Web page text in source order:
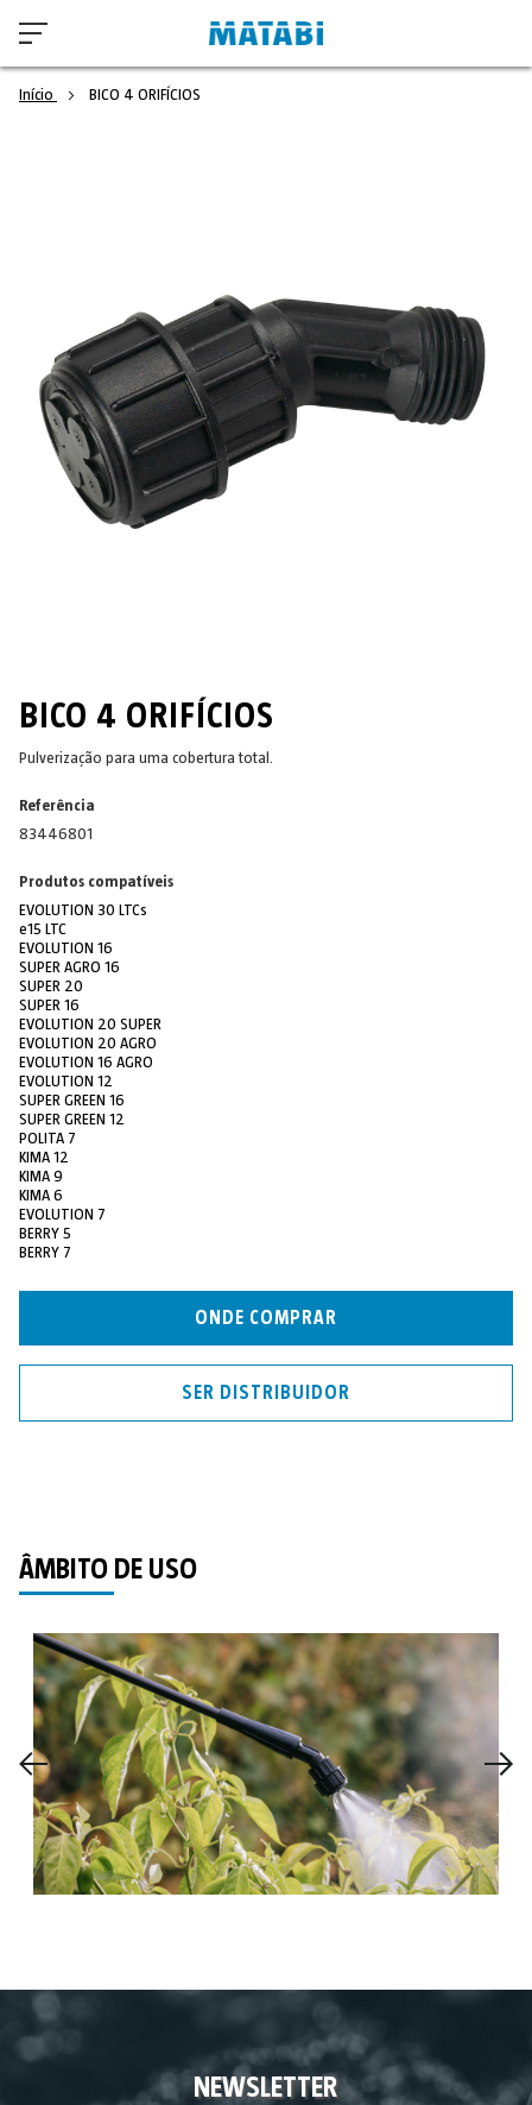
Início BICO 4 ORIFÍCIOS
BICO 4 ORIFÍCIOS
Pulverização para uma cobertura total.
Referência
83446801
Produtos compatíveis
EVOLUTION 30 LTCs
e15 LTC
EVOLUTION 16
SUPER AGRO 16
SUPER 20
SUPER 16
EVOLUTION 20 SUPER
EVOLUTION 20 AGRO
EVOLUTION 16 AGRO
EVOLUTION 12
SUPER GREEN 16
SUPER GREEN 12
POLITA 7
KIMA 12
KIMA 9
KIMA 6
EVOLUTION 7
BERRY 5
BERRY 7
ONDE COMPRAR
SER DISTRIBUIDOR
ÂMBITO DE USO
NEWSLETTER